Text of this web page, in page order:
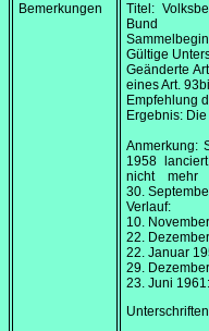
Bemerkungen
Titel:
Bund
Gültige
Geänderte
eines Art.
Empfehlung
Ergebnis:
Anmerkung:
1958
nicht mehr
30.
Verlauf:
10.
22.
22. Januar
29.
23. Juni 1961